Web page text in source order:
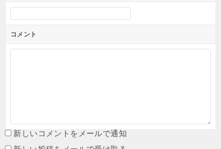
コメント
新しいコメントをメールで通知